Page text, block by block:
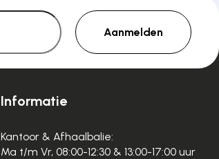
Aanmelden
Informatie
Kantoor & Afhaalbalie:
Ma t/m Vr, 08:00-12:30 & 13:00-17:00 uur